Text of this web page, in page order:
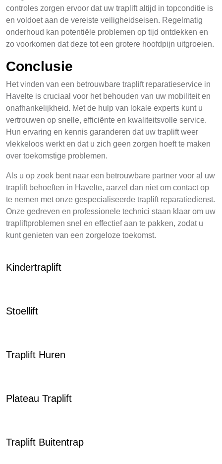
controles zorgen ervoor dat uw traplift altijd in topconditie is
en voldoet aan de vereiste veiligheidseisen. Regelmatig
onderhoud kan potentiële problemen op tijd ontdekken en
zo voorkomen dat deze tot een grotere hoofdpijn uitgroeien.
Conclusie
Het vinden van een betrouwbare traplift reparatieservice in
Havelte is cruciaal voor het behouden van uw mobiliteit en
onafhankelijkheid. Met de hulp van lokale experts kunt u
vertrouwen op snelle, efficiënte en kwaliteitsvolle service.
Hun ervaring en kennis garanderen dat uw traplift weer
vlekkeloos werkt en dat u zich geen zorgen hoeft te maken
over toekomstige problemen.
Als u op zoek bent naar een betrouwbare partner voor al uw
traplift behoeften in Havelte, aarzel dan niet om contact op
te nemen met onze gespecialiseerde traplift reparatiedienst.
Onze gedreven en professionele technici staan klaar om uw
trapliftproblemen snel en effectief aan te pakken, zodat u
kunt genieten van een zorgeloze toekomst.
Kindertraplift
Stoellift
Traplift Huren
Plateau Traplift
Traplift Buitentrap